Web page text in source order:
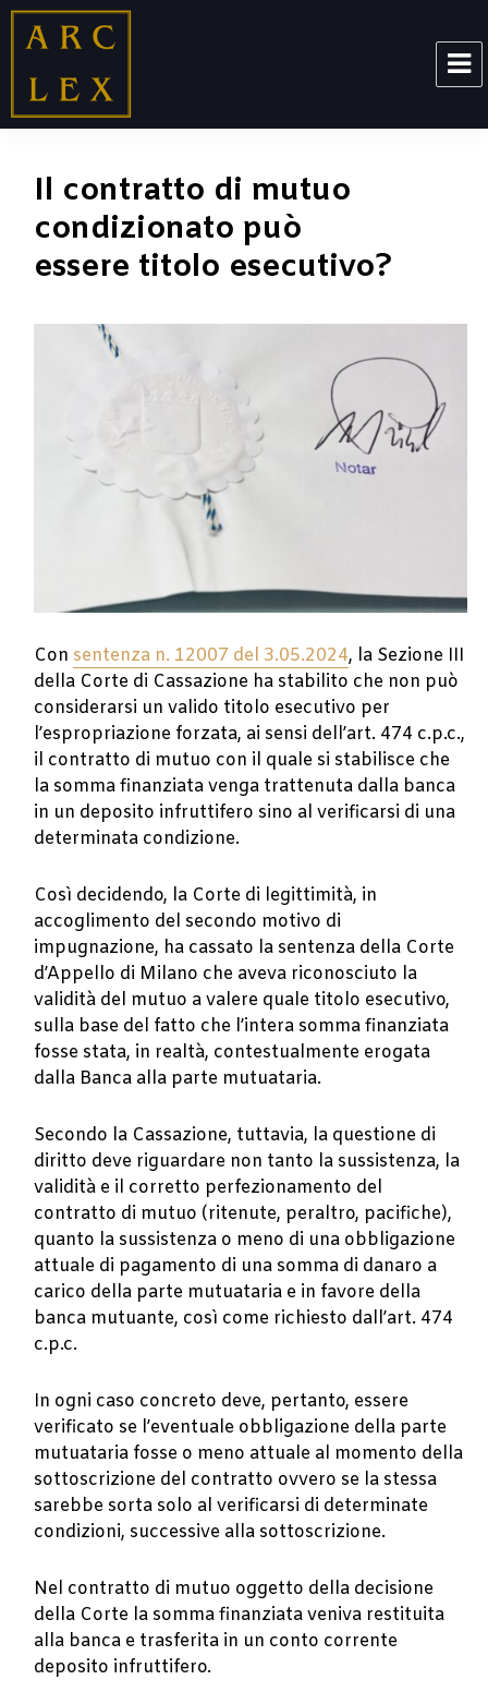
ARCLEX
Il contratto di mutuo
condizionato può
essere titolo esecutivo?
Con sentenza n. 12007 del 3.05.2024, la Sezione III
della Corte di Cassazione ha stabilito che non può
considerarsi un valido titolo esecutivo per
l’espropriazione forzata, ai sensi dell’art. 474 c.p.c.,
il contratto di mutuo con il quale si stabilisce che
la somma finanziata venga trattenuta dalla banca
in un deposito infruttifero sino al verificarsi di una
determinata condizione.
Così decidendo, la Corte di legittimità, in
accoglimento del secondo motivo di
impugnazione, ha cassato la sentenza della Corte
d’Appello di Milano che aveva riconosciuto la
validità del mutuo a valere quale titolo esecutivo,
sulla base del fatto che l’intera somma finanziata
fosse stata, in realtà, contestualmente erogata
dalla Banca alla parte mutuataria.
Secondo la Cassazione, tuttavia, la questione di
diritto deve riguardare non tanto la sussistenza, la
validità e il corretto perfezionamento del
contratto di mutuo (ritenute, peraltro, pacifiche),
quanto la sussistenza o meno di una obbligazione
attuale di pagamento di una somma di danaro a
carico della parte mutuataria e in favore della
banca mutuante, così come richiesto dall’art. 474
c.p.c.
In ogni caso concreto deve, pertanto, essere
verificato se l’eventuale obbligazione della parte
mutuataria fosse o meno attuale al momento della
sottoscrizione del contratto ovvero se la stessa
sarebbe sorta solo al verificarsi di determinate
condizioni, successive alla sottoscrizione.
Nel contratto di mutuo oggetto della decisione
della Corte la somma finanziata veniva restituita
alla banca e trasferita in un conto corrente
deposito infruttifero.